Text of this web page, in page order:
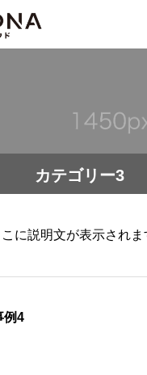
カテゴリー3
こに説明文が表示されま
例4